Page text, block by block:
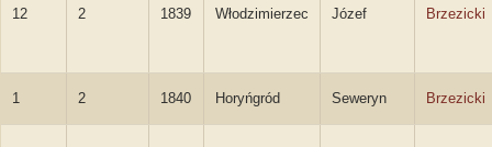
12 2 1839 Włodzimierzec Józef Brzezicki
1 2 1840 Horyńgród Seweryn Brzezicki